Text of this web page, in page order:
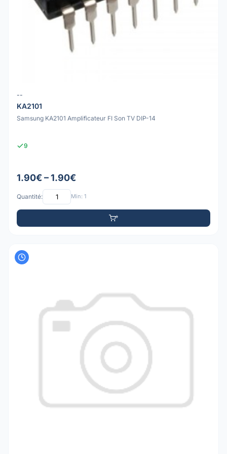
--
KA2101
Samsung KA2101 Amplificateur FI Son TV DIP-14
9
1.90€ – 1.90€
Quantité: Min: 1